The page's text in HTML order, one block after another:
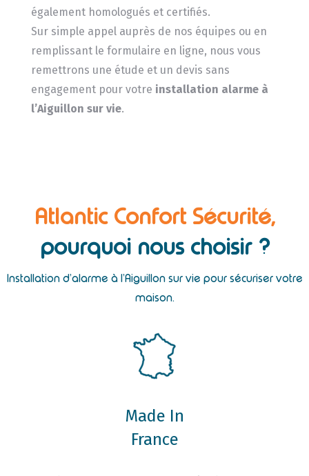
également homologués et certifiés.
Sur simple appel auprès de nos équipes ou en
remplissant le formulaire en ligne, nous vous
remettrons une étude et un devis sans
engagement pour votre installation alarme à
l’Aiguillon sur vie.
Atlantic Confort Sécurité,
pourquoi nous choisir ?
Installation d’alarme à l’Aiguillon sur vie pour sécuriser votre
maison.
Made In
France